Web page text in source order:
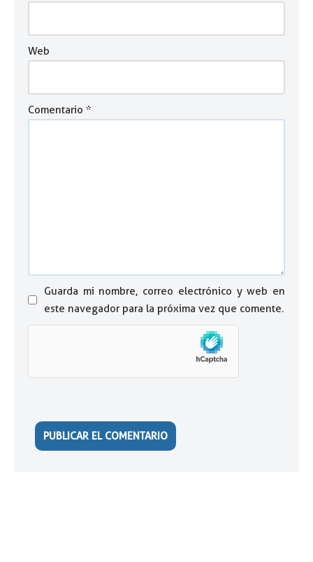
Web
Comentario *
Guarda mi nombre, correo electrónico y web en
este navegador para la próxima vez que comente.